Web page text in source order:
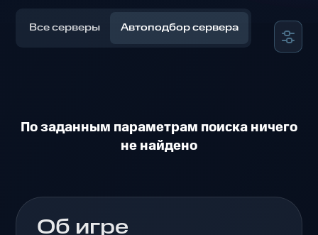
Все серверы Автоподбор сервера
По заданным параметрам поиска ничего
не найдено
Об игре